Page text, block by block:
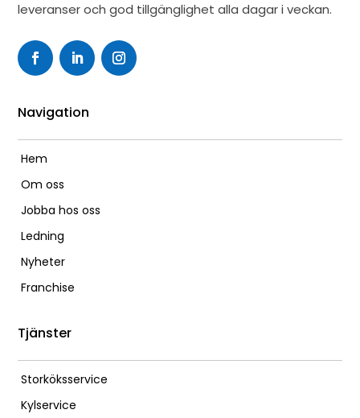
leveranser och god tillgänglighet alla dagar i veckan.
Navigation
Hem
Om oss
Jobba hos oss
Ledning
Nyheter
Franchise
Tjänster
Storköksservice
Kylservice